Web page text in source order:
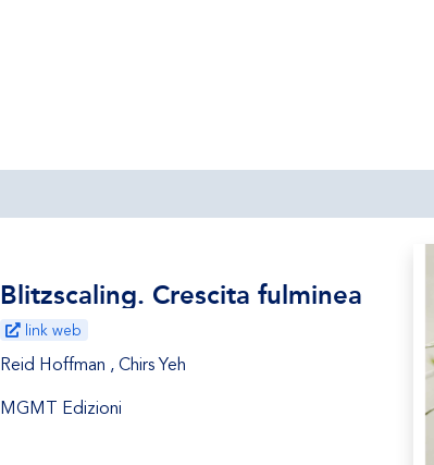
Blitzscaling. Crescita fulminea
link web
Reid Hoffman , Chirs Yeh
MGMT Edizioni